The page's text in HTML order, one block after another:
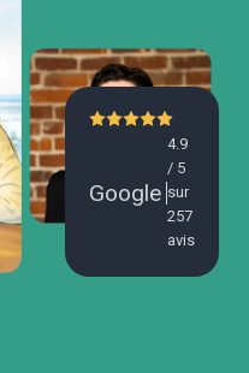
Google
4.9
/ 5
sur
257
avis